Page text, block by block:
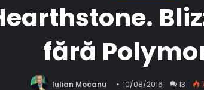
fără
Iulian Mocanu 10/08/2016 13